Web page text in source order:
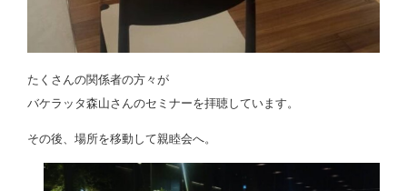
たくさんの関係者の方々が
バケラッタ森山さんのセミナーを拝聴しています。
その後、場所を移動して親睦会へ。